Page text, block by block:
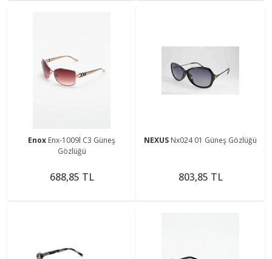
Enox Enx-1009l C3 Güneş
Gözlüğü
688,85 TL
NEXUS Nx024 01 Güneş Gözlüğü
803,85 TL